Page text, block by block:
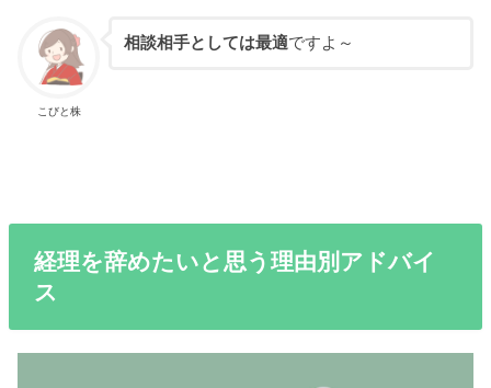
こびと株
相談相手としては最適ですよ～
経理を辞めたいと思う理由別アドバイ
ス